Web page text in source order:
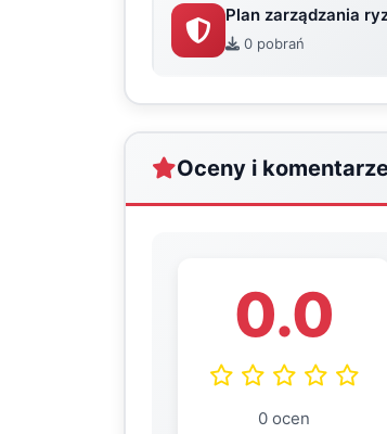
Plan zarządzania
0 pobrań
Oceny i
0.0
0 ocen